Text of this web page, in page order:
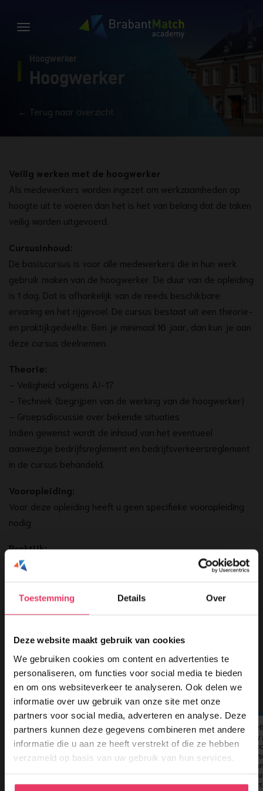
Toestemming Details Over
Deze website maakt gebruik van cookies
We gebruiken cookies om content en advertenties te
personaliseren, om functies voor social media te bieden
en om ons websiteverkeer te analyseren. Ook delen we
informatie over uw gebruik van onze site met onze
partners voor social media, adverteren en analyse. Deze
partners kunnen deze gegevens combineren met andere
informatie die u aan ze heeft verstrekt of die ze hebben
verzameld op basis van uw gebruik van hun services.
Hoogwerker
Hoogwerker
← Terug naar overzicht
Hoogwerker
249 excl. btw
Inclusief koffie, thee en lunch
Veilig werken met de hoogwerker
Als medewerkers worden ingezet om werkzaamheden op
hoogte uit te voeren dan het is het van belang dat de taken
veilig worden uitgevoerd.
Cursusinhoud:
De basiscursus is voor alle medewerkers die in hun werk
gebruik maken van de hoogwerker. De duur van de opleiding
is 1 dag. Dat is afhankelijk van de reeds beschikbare
ervaring en het rijgevoel. De cursus bestaat uit een theorie-
en praktijkgedeelte. Ben je minimaal 16 jaar, dan kun je aan
deze cursus deelnemen.
Theorie:
– Veiligheid volgens AI-17
– Techniek (begrijpen van de werking van de hoogwerker)
– Groepsdiscussie over bekende situaties
Indien gewenst wordt de inhoud van het eventueel
aanwezige bedrijfsreglement en bedrijfsverkeersreglement
in de cursus behandeld.
Vooropleiding:
Voor deze opleiding heeft u geen specifieke vooropleiding
nodig
Praktijk:
– Bewustwording aanwezige gevaren
– Kijktechnieken
– Oefening rijvaardigheid
Certificaat:
Bewijs van deelname Veilig werken met de hoogwerker
(geldigheid 5 jaar)